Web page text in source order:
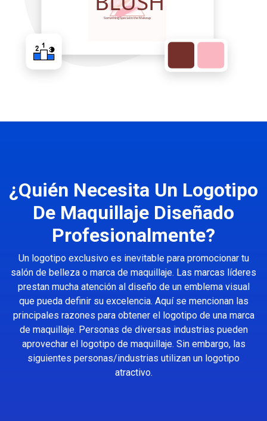
¿Quién Necesita Un Logotipo
De Maquillaje Diseñado
Profesionalmente?
Un logotipo exclusivo es inevitable para promocionar tu
salón de belleza o marca de maquillaje. Las marcas líderes
prestan mucha atención al diseño de un emblema visual
que pueda definir su excelencia. Aquí se mencionan las
principales razones para obtener el logotipo de una marca
de maquillaje. Personas de diversas industrias pueden
aprovechar el logotipo de maquillaje. Sin embargo, las
siguientes personas/industrias utilizan un logotipo
atractivo.